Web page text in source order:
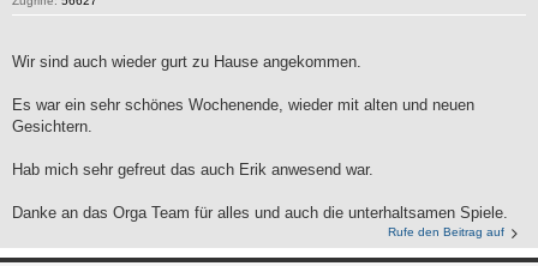
Wir sind auch wieder gurt zu Hause angekommen.
Es war ein sehr schönes Wochenende, wieder mit alten und neuen
Gesichtern.
Hab mich sehr gefreut das auch Erik anwesend war.
Danke an das Orga Team für alles und auch die unterhaltsamen Spiele.
Rufe den Beitrag auf